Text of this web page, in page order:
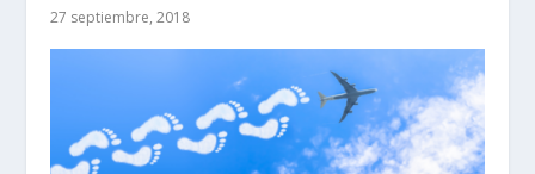
27 septiembre, 2018